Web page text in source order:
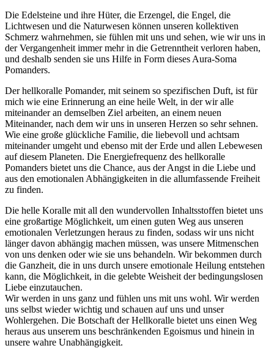
Die Edelsteine und ihre Hüter, die Erzengel, die Engel, die
Lichtwesen und die Naturwesen können unseren kollektiven
Schmerz wahrnehmen, sie fühlen mit uns und sehen, wie wir uns in
der Vergangenheit immer mehr in die Getrenntheit verloren haben,
und deshalb senden sie uns Hilfe in Form dieses Aura-Soma
Pomanders.
Der hellkoralle Pomander, mit seinem so spezifischen Duft, ist für
mich wie eine Erinnerung an eine heile Welt, in der wir alle
miteinander an demselben Ziel arbeiten, an einem neuen
Miteinander, nach dem wir uns in unseren Herzen so sehr sehnen.
Wie eine große glückliche Familie, die liebevoll und achtsam
miteinander umgeht und ebenso mit der Erde und allen Lebewesen
auf diesem Planeten. Die Energiefrequenz des hellkoralle
Pomanders bietet uns die Chance, aus der Angst in die Liebe und
aus den emotionalen Abhängigkeiten in die allumfassende Freiheit
zu finden.
Die helle Koralle mit all den wundervollen Inhaltsstoffen bietet uns
eine großartige Möglichkeit, um einen guten Weg aus unseren
emotionalen Verletzungen heraus zu finden, sodass wir uns nicht
länger davon abhängig machen müssen, was unsere Mitmenschen
von uns denken oder wie sie uns behandeln. Wir bekommen durch
die Ganzheit, die in uns durch unsere emotionale Heilung entstehen
kann, die Möglichkeit, in die gelebte Weisheit der bedingungslosen
Liebe einzutauchen.
Wir werden in uns ganz und fühlen uns mit uns wohl. Wir werden
uns selbst wieder wichtig und schauen auf uns und unser
Wohlergehen. Die Botschaft der Hellkoralle bietet uns einen Weg
heraus aus unserem uns beschränkenden Egoismus und hinein in
unsere wahre Unabhängigkeit.